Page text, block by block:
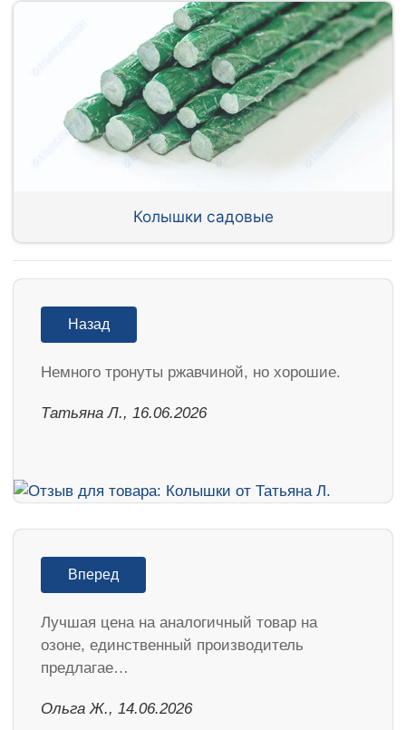
Колышки садовые
Назад
Немного тронуты ржавчиной, но хорошие.
Татьяна Л., 16.06.2026
Вперед
Лучшая цена на аналогичный товар на
озоне, единственный производитель
предлагае…
Ольга Ж., 14.06.2026